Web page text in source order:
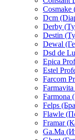
Cosmake
Dcm
Derby
Destin
Dewal
Dsd de
Epica
Estel
Farcom
Farmona
Felps
Flawle
Framar
Ga.Ma